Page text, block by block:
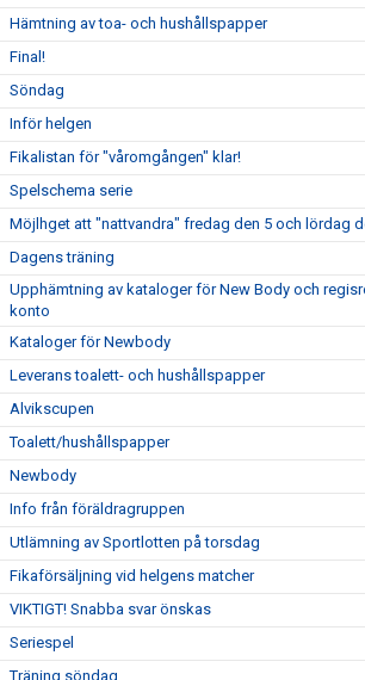
Hämtning av toa- och hushållspapper
Final!
Söndag
Inför helgen
Fikalistan för "våromgången" klar!
Spelschema serie
Möjlhget att "nattvandra" fredag den 5 och lördag
Dagens träning
Upphämtning av kataloger för New Body och
konto
Kataloger för Newbody
Leverans toalett- och hushållspapper
Alvikscupen
Toalett/hushållspapper
Newbody
Info från föräldragruppen
Utlämning av Sportlotten på torsdag
Fikaförsäljning vid helgens matcher
VIKTIGT! Snabba svar önskas
Seriespel
Träning söndag